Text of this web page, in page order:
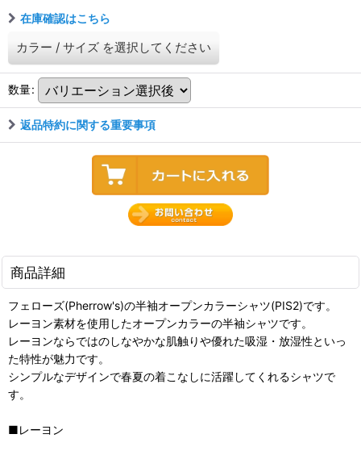
在庫確認はこちら
カラー / サイズ を選択してください
数量:
返品特約に関する重要事項
商品詳細
フェローズ(Pherrow's)の半袖オープンカラーシャツ(PIS2)です。
レーヨン素材を使用したオープンカラーの半袖シャツです。
レーヨンならではのしなやかな肌触りや優れた吸湿・放湿性といっ
た特性が魅力です。
シンプルなデザインで春夏の着こなしに活躍してくれるシャツで
す。
■レーヨン